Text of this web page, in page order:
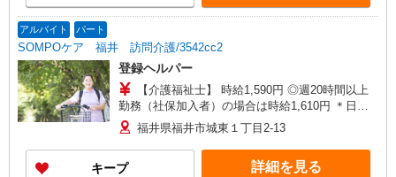
アルバイト パート
SOMPOケア 福井 訪問介護/3542cc2
登録ヘルパー
【介護福祉士】 時給1,590円 ◎週20時間以上
勤務（社保加入者）の場合は時給1,610円 ＊日曜
祝日：時給1,890円〜 【実務者研修・初任者研修
（ヘルパー1級・2級）】 時給1,510円 ◎週20時間
以上勤務（社保加入者）の場合は時給1,530円 ＊
日曜祝日：時給1,810円〜 ◎身体介助、生活援助
福井県福井市城東１丁目2-13
キープ 詳細を見る